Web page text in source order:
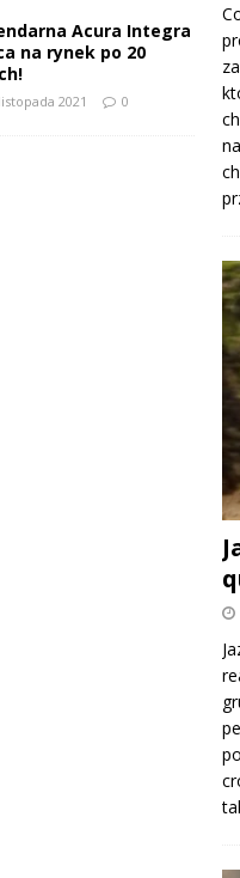
Acura Integra
na rynek po 20
2021 0